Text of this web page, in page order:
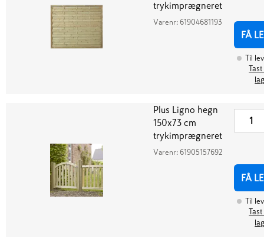
trykimprægneret
Varenr: 61904681193
FÅ
Til
Plus Ligno hegn
150x73 cm
trykimprægneret
Varenr: 61905157692
FÅ
Til